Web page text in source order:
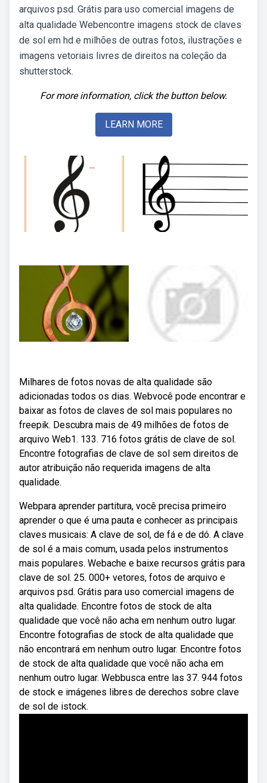
arquivos psd. Grátis para uso comercial imagens de
alta qualidade Webencontre imagens stock de claves
de sol em hd e milhões de outras fotos, ilustrações e
imagens vetoriais livres de direitos na coleção da
shutterstock.
For more information, click the button below.
LEARN MORE
Milhares de fotos novas de alta qualidade são
adicionadas todos os dias. Webvocê pode encontrar e
baixar as fotos de claves de sol mais populares no
freepik. Descubra mais de 49 milhões de fotos de
arquivo Web1. 133. 716 fotos grátis de clave de sol.
Encontre fotografias de clave de sol sem direitos de
autor atribuição não requerida imagens de alta
qualidade.
Webpara aprender partitura, você precisa primeiro
aprender o que é uma pauta e conhecer as principais
claves musicais: A clave de sol, de fá e de dó. A clave
de sol é a mais comum, usada pelos instrumentos
mais populares. Webache e baixe recursos grátis para
clave de sol. 25. 000+ vetores, fotos de arquivo e
arquivos psd. Grátis para uso comercial imagens de
alta qualidade. Encontre fotos de stock de alta
qualidade que você não acha em nenhum outro lugar.
Encontre fotografias de stock de alta qualidade que
não encontrará em nenhum outro lugar. Encontre fotos
de stock de alta qualidade que você não acha em
nenhum outro lugar. Webbusca entre las 37. 944 fotos
de stock e imágenes libres de derechos sobre clave
de sol de istock.